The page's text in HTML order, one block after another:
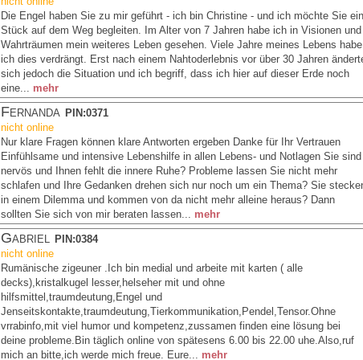
Die Engel haben Sie zu mir geführt - ich bin Christine - und ich möchte Sie ein
Stück auf dem Weg begleiten. Im Alter von 7 Jahren habe ich in Visionen und
Wahrträumen mein weiteres Leben gesehen. Viele Jahre meines Lebens habe
ich dies verdrängt. Erst nach einem Nahtoderlebnis vor über 30 Jahren
sich jedoch die Situation und ich begriff, dass ich hier auf dieser Erde noch
eine... mehr
Fernanda PIN:0371
nicht online
Nur klare Fragen können klare Antworten ergeben Danke für Ihr Vertrauen
Einfühlsame und intensive Lebenshilfe in allen Lebens- und Notlagen Sie sind
nervös und Ihnen fehlt die innere Ruhe? Probleme lassen Sie nicht mehr
schlafen und Ihre Gedanken drehen sich nur noch um ein Thema? Sie
in einem Dilemma und kommen von da nicht mehr alleine heraus? Dann
sollten Sie sich von mir beraten lassen... mehr
Gabriel
PIN:0384
nicht online
Rumänische zigeuner .Ich bin medial und arbeite mit karten ( alle
decks),kristalkugel lesser,helseher mit und ohne
hilfsmittel,traumdeutung,Engel und
Jenseitskontakte,traumdeutung,Tierkommunikation,Pendel,Tensor.Ohne
vrrabinfo,mit viel humor und kompetenz,zussamen finden eine lösung bei
deine probleme.Bin täglich online von spätesens 6.00 bis 22.00 uhe.Also,ruf
mich an bitte,ich werde mich freue. Eure... mehr